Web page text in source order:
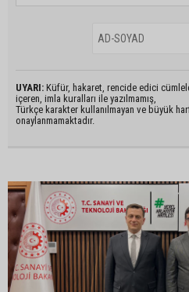
UYARI: Küfür, hakaret, rencide edici
içeren, imla kuralları ile yazılmamış,
Türkçe karakter kullanılmayan ve büyük
onaylanmamaktadır.